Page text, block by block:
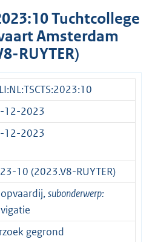
Tuchtcollege
Amsterdam
RUYTER)
12-2023
12-2023
10 (2023.V8-RUYTER)
subonderwerp:
gegrond